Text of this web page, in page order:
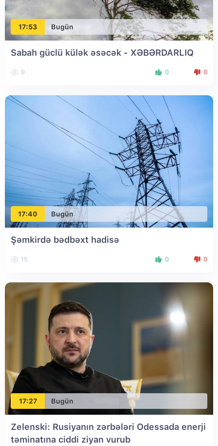
17:53 Bugün
Sabah güclü külək əsəcək - XƏBƏRDARLIQ
9 0 0
17:40 Bugün
Şəmkirdə bədbəxt hadisə
15 0 0
17:27 Bugün
Zelenski: Rusiyanın zərbələri Odessada enerji
təminatına ciddi ziyan vurub